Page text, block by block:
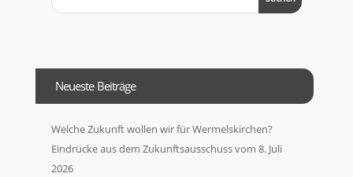
Neueste Beiträge
Welche Zukunft wollen wir für Wermelskirchen?
Eindrücke aus dem Zukunftsausschuss vom 8. Juli
2026